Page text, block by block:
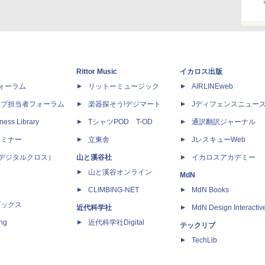
ーラム
担当者フォーラム
Library
ナー
ジタルクロス）
クス
Rittor Music
リットーミュージック
楽器探そう!デジマート
TシャツPOD T-OD
立東舎
山と溪谷社
山と溪谷オンライン
CLIMBING-NET
近代科学社
近代科学社Digital
イカロス出版
AIRLINEweb
Jディフェンスニュー
通訳翻訳ジャーナル
JレスキューWeb
イカロスアカデミー
MdN
MdN Books
MdN Design
テックリブ
TechLib